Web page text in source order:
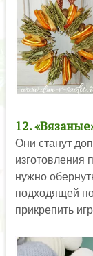
12.
Они станут
изготовления
нужно
подходящей
прикрепить